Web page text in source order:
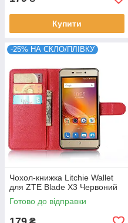
Купити
-25% НА СКЛО/ПЛІВКУ
Чохол-книжка Litchie Wallet
для ZTE Blade X3 Червоний
Готово до відправки